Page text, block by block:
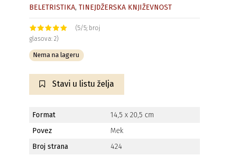
BELETRISTIKA, TINEJDŽERSKA KNJIŽEVNOST
(5/5; broj
glasova: 2)
Nema na lageru
Stavi u listu želja
Format
14,5 x 20,5 cm
Povez
Mek
Broj strana
424